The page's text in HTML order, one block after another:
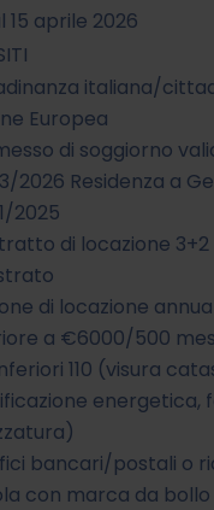
15 aprile 2026
italiana/
Europea
di soggiorno
2026 Residenza a
2025
di locazione
di locazione
a €6000/500
110 (visura
energetica,
bancari/postali o
con marca da bollo